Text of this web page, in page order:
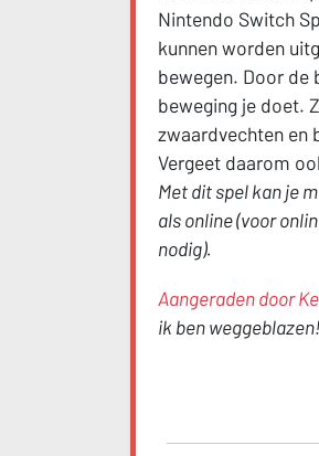
Nintendo Switch
kunnen worden
bewegen. Door de
beweging je doet.
zwaardvechten en
Vergeet daarom
Met dit spel kan je
als online (voor
nodig).
Aangeraden door
ik ben weggeblazen!